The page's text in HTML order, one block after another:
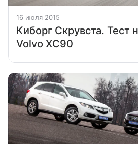
16 июля 2015
Киборг Скрувста. Тест
Volvo XC90